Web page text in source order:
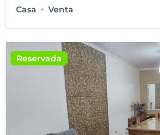
Casa Venta
Reservada